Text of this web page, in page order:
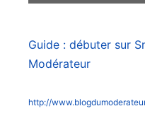
Guide : débuter sur
Modérateur
http://